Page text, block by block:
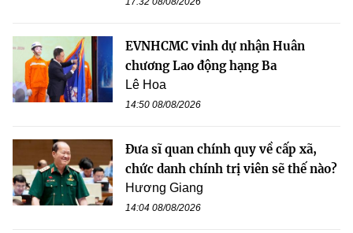
EVNHCMC vinh dự nhận Huân
chương Lao động hạng Ba
Lê Hoa
14:50 08/08/2026
Đưa sĩ quan chính quy về cấp xã,
chức danh chính trị viên sẽ thế nào?
Hương Giang
14:04 08/08/2026